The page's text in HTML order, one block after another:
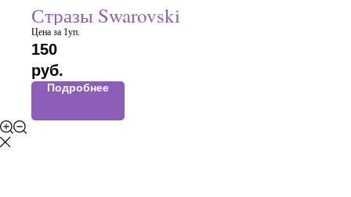
Стразы Swarovski
Цена за 1уп.
150
руб.
Подробнее